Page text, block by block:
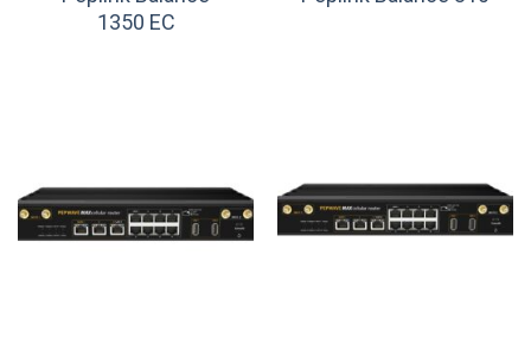
1350 EC